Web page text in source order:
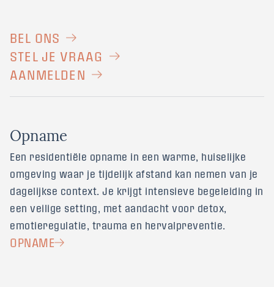
BEL ONS
STEL JE VRAAG
AANMELDEN
Opname
Een residentiële opname in een warme, huiselijke
omgeving waar je tijdelijk afstand kan nemen van je
dagelijkse context. Je krijgt intensieve begeleiding in
een veilige setting, met aandacht voor detox,
emotieregulatie, trauma en hervalpreventie.
OPNAME